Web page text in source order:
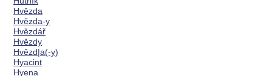
Hvězda
Hvězda-y
Hvězdář
Hvězdy
Hvězd|a(-y)
Hyacint
Hyena